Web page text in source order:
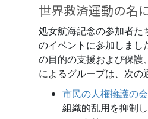
世界救済運動の名
処女航海記念の参加者た
のイベントに参加しまし
の目的の支援および保護
によるグループは、次の
市民の人権擁護の会
組織的乱用を抑制